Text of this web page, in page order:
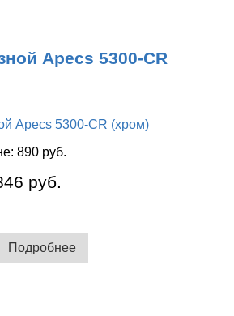
Apecs 5300-CR
890 руб.
руб.
Подробнее